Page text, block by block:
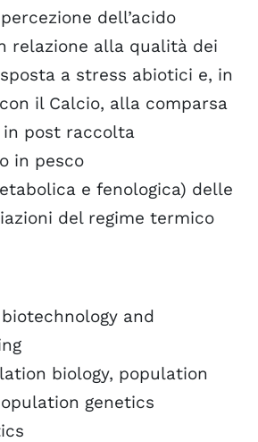
dell’acido
relazione alla qualità dei
a stress abiotici e, in
il Calcio, alla comparsa
post raccolta
in pesco
e fenologica) delle
del regime termico
biotechnology and
biology, population
genetics